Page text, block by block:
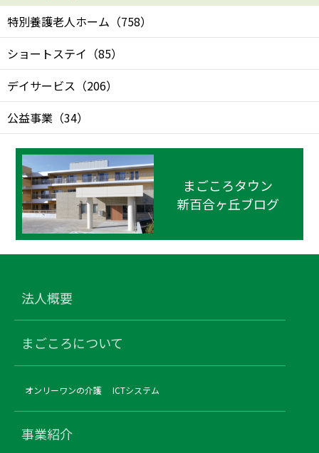
特別養護老人ホーム （758）
ショートステイ （85）
デイサービス （206）
公益事業 （34）
まごころタウン
新百合ヶ丘ブログ
法人概要
まごころについて
オンリーワンの介護 ICTシステム
事業紹介